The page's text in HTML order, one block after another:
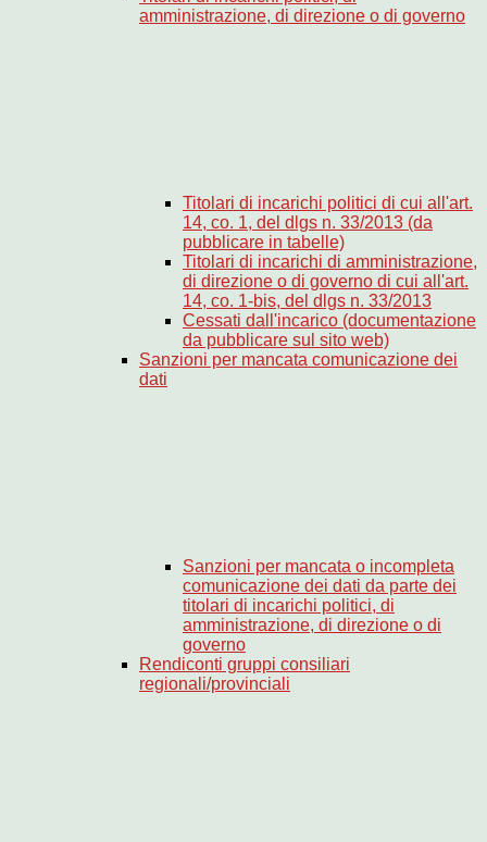
amministrazione, di direzione o di governo
Titolari di incarichi politici di cui all'art.
14, co. 1, del dlgs n. 33/2013 (da
pubblicare in tabelle)
Titolari di incarichi di amministrazione,
di direzione o di governo di cui all'art.
14, co. 1-bis, del dlgs n. 33/2013
Cessati dall'incarico (documentazione
da pubblicare sul sito web)
Sanzioni per mancata comunicazione dei
dati
Sanzioni per mancata o incompleta
comunicazione dei dati da parte dei
titolari di incarichi politici, di
amministrazione, di direzione o di
governo
Rendiconti gruppi consiliari
regionali/provinciali